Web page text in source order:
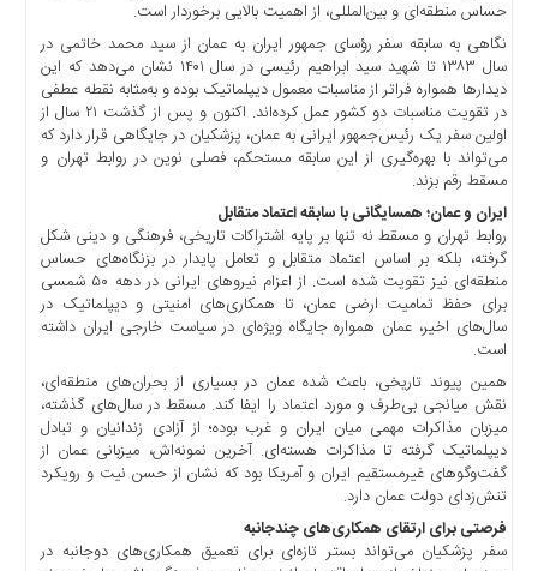
صفحه
اصلی
اخبار
اقتصادی
اخبار
ایران
اخبار
بین
المللی
اخبار
اقتصادی
اخبار
جدید
اخبار
حوادث
اخبار
سیاسی
اخبار
حساس منطقه‌ای و بین‌المللی، از اهمیت بالایی برخوردار است.
نگاهی به سابقه سفر رؤسای جمهور ایران به عمان از سید محمد خاتمی در
سال ۱۳۸۳ تا شهید سید ابراهیم رئیسی در سال ۱۴۰۱ نشان می‌دهد که این
دیدارها همواره فراتر از مناسبات معمول دیپلماتیک بوده و به‌مثابه نقطه عطفی
در تقویت مناسبات دو کشور عمل کرده‌اند. اکنون و پس از گذشت ۲۱ سال از
اولین سفر یک رئیس‌جمهور ایرانی به عمان، پزشکیان در جایگاهی قرار دارد که
می‌تواند با بهره‌گیری از این سابقه مستحکم، فصلی نوین در روابط تهران و
مسقط رقم بزند.
ایران و عمان؛ همسایگانی با سابقه اعتماد متقابل
روابط تهران و مسقط نه تنها بر پایه اشتراکات تاریخی، فرهنگی و دینی شکل
گرفته، بلکه بر اساس اعتماد متقابل و تعامل پایدار در بزنگاه‌های حساس
منطقه‌ای نیز تقویت شده است. از اعزام نیروهای ایرانی در دهه ۵۰ شمسی
برای حفظ تمامیت ارضی عمان، تا همکاری‌های امنیتی و دیپلماتیک در
سال‌های اخیر، عمان همواره جایگاه ویژه‌ای در سیاست خارجی ایران داشته
است.
همین پیوند تاریخی، باعث شده عمان در بسیاری از بحران‌های منطقه‌ای،
نقش میانجی بی‌طرف و مورد اعتماد را ایفا کند. مسقط در سال‌های گذشته،
میزبان مذاکرات مهمی میان ایران و غرب بوده؛ از آزادی زندانیان و تبادل
دیپلماتیک گرفته تا مذاکرات هسته‌ای. آخرین نمونه‌اش، میزبانی عمان از
گفت‌وگوهای غیرمستقیم ایران و آمریکا بود که نشان از حسن نیت و رویکرد
تنش‌زدای دولت عمان دارد.
فرصتی برای ارتقای همکاری‌های چندجانبه
سفر پزشکیان می‌تواند بستر تازه‌ای برای تعمیق همکاری‌های دوجانبه در